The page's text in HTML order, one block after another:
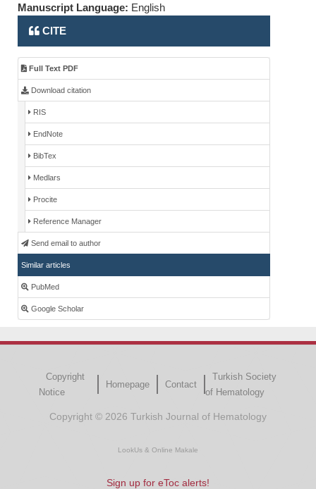
Manuscript Language: English
CITE
Full Text PDF
Download citation
RIS
EndNote
BibTex
Medlars
Procite
Reference Manager
Send email to author
Similar articles
PubMed
Google Scholar
Copyright
Notice
Homepage Contact
Turkish Society
of Hematology
Copyright © 2026 Turkish Journal of Hematology
LookUs & Online Makale
Sign up for eToc alerts!